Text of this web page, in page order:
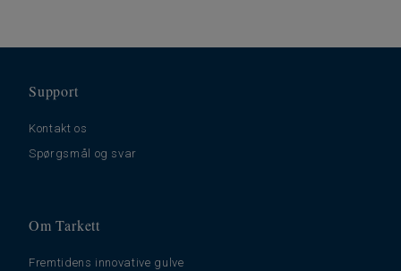
Support
Kontakt os
Spørgsmål og svar
Om Tarkett
Fremtidens innovative gulve